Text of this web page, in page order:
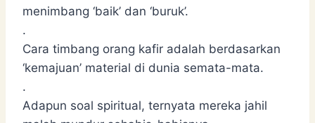
menimbang ‘baik’ dan ‘buruk’.
.
Cara timbang orang kafir adalah berdasarkan
‘kemajuan’ material di dunia semata-mata.
.
Adapun soal spiritual, ternyata mereka jahil